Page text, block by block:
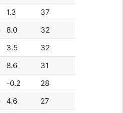
1.3
37
8.0
32
3.5
32
8.6
31
-0.2
28
4.6
27